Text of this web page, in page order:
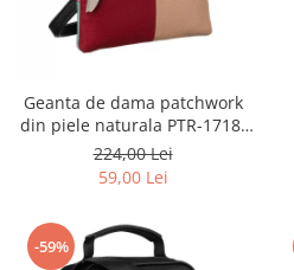
Geanta de dama patchwork
din piele naturala PTR-1718-
SKL-6922 MULTI
224,00 Lei
59,00 Lei
-59%